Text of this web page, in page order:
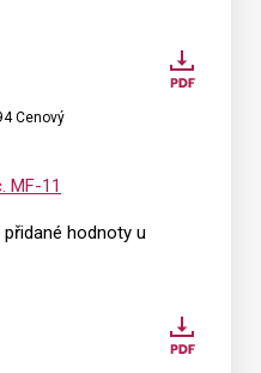
Cenový
MF-11
hodnoty u